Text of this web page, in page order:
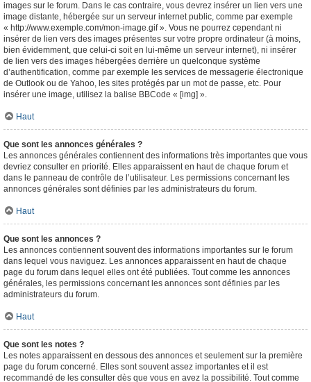
images sur le forum. Dans le cas contraire, vous devrez insérer un lien vers une
image distante, hébergée sur un serveur internet public, comme par exemple
« http://www.exemple.com/mon-image.gif ». Vous ne pourrez cependant ni
insérer de lien vers des images présentes sur votre propre ordinateur (à moins,
bien évidemment, que celui-ci soit en lui-même un serveur internet), ni insérer
de lien vers des images hébergées derrière un quelconque système
d’authentification, comme par exemple les services de messagerie électronique
de Outlook ou de Yahoo, les sites protégés par un mot de passe, etc. Pour
insérer une image, utilisez la balise BBCode « [img] ».
Haut
Que sont les annonces générales ?
Les annonces générales contiennent des informations très importantes que vous
devriez consulter en priorité. Elles apparaissent en haut de chaque forum et
dans le panneau de contrôle de l’utilisateur. Les permissions concernant les
annonces générales sont définies par les administrateurs du forum.
Haut
Que sont les annonces ?
Les annonces contiennent souvent des informations importantes sur le forum
dans lequel vous naviguez. Les annonces apparaissent en haut de chaque
page du forum dans lequel elles ont été publiées. Tout comme les annonces
générales, les permissions concernant les annonces sont définies par les
administrateurs du forum.
Haut
Que sont les notes ?
Les notes apparaissent en dessous des annonces et seulement sur la première
page du forum concerné. Elles sont souvent assez importantes et il est
recommandé de les consulter dès que vous en avez la possibilité. Tout comme